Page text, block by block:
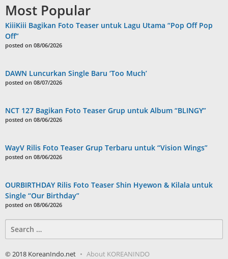
Most Popular
KiiiKiii Bagikan Foto Teaser untuk Lagu Utama “Pop Off Pop
Off”
posted on 08/06/2026
DAWN Luncurkan Single Baru ‘Too Much’
posted on 08/07/2026
NCT 127 Bagikan Foto Teaser Grup untuk Album “BLINGY”
posted on 08/06/2026
WayV Rilis Foto Teaser Grup Terbaru untuk “Vision Wings”
posted on 08/06/2026
OURBIRTHDAY Rilis Foto Teaser Shin Hyewon & Kilala untuk
Single “Our Birthday”
posted on 08/06/2026
for:
© 2018 KoreanIndo.net About KOREANINDO